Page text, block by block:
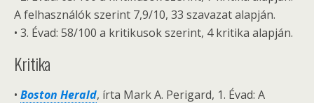
A felhasználók szerint 7,9/10, 33 szavazat alapján.
• 3. Évad: 58/100 a kritikusok szerint, 4 kritika alapján.
Kritika
• Boston Herald, írta Mark A. Perigard, 1. Évad: A